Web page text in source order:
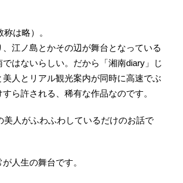
は略）。
江ノ島とかその辺が舞台となっている
はないらしい。だから「湘南diary」じ
人とリアル観光案内が同時に高速でぶ
ら許される、稀有な作品なのです。
人がふわふわしているだけのお話で
人生の舞台です。